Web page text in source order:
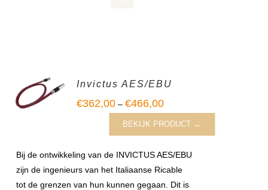
Invictus AES/EBU
€362,00– €466,00
BEKIJK PRODUCT →
Bij de ontwikkeling van de INVICTUS AES/EBU
zijn de ingenieurs van het Italiaanse Ricable
tot de grenzen van hun kunnen gegaan. Dit is